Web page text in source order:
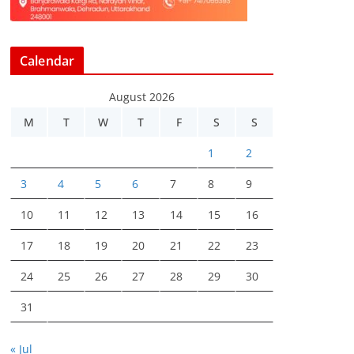
Calendar
August 2026
M
T W T F S S
1 2
3 4 5 6 7 8 9
10 11 12 13 14 15 16
17 18 19 20 21 22 23
24 25 26 27 28 29 30
31
« Jul